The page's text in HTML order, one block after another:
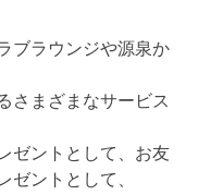
ブラウンジや源泉か
さまざまなサービス
ゼントとして、お友
ゼントとして、